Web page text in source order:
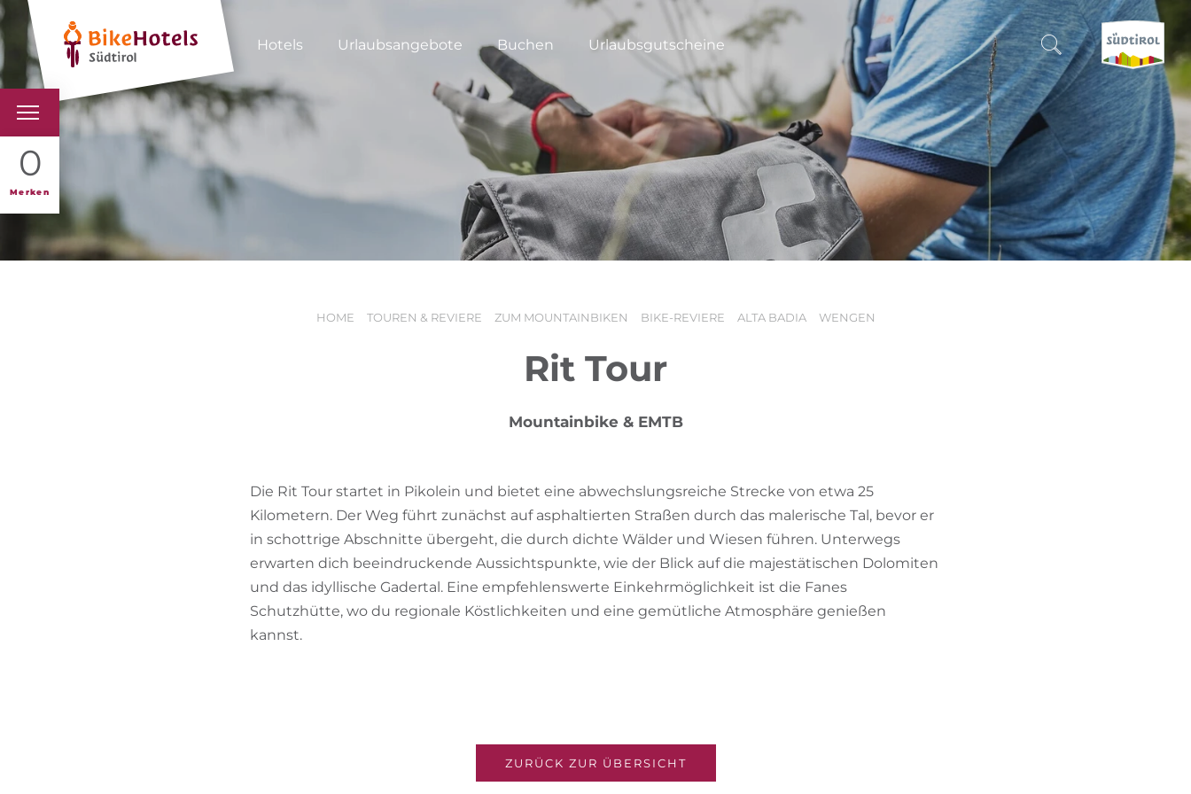
Hotels Urlaubsangebote Buchen Urlaubsgutscheine
0
Merken
BIKEHOTELS
HOTELS & PAKETE
TOUREN & REVIERE
SCHLUSSLICHTER
SUCHEN & BUCHEN
ENTDECKE SÜDTIROL
WANN?
-
HOME TOUREN & REVIERE ZUM MOUNTAINBIKEN BIKE-REVIERE ALTA BADIA WENGEN
Rit Tour
Mountainbike & EMTB
Die Rit Tour startet in Pikolein und bietet eine abwechslungsreiche Strecke von etwa 25
Kilometern. Der Weg führt zunächst auf asphaltierten Straßen durch das malerische Tal, bevor er
in schottrige Abschnitte übergeht, die durch dichte Wälder und Wiesen führen. Unterwegs
erwarten dich beeindruckende Aussichtspunkte, wie der Blick auf die majestätischen Dolomiten
und das idyllische Gadertal. Eine empfehlenswerte Einkehrmöglichkeit ist die Fanes
Schutzhütte, wo du regionale Köstlichkeiten und eine gemütliche Atmosphäre genießen
kannst.
ZURÜCK ZUR ÜBERSICHT